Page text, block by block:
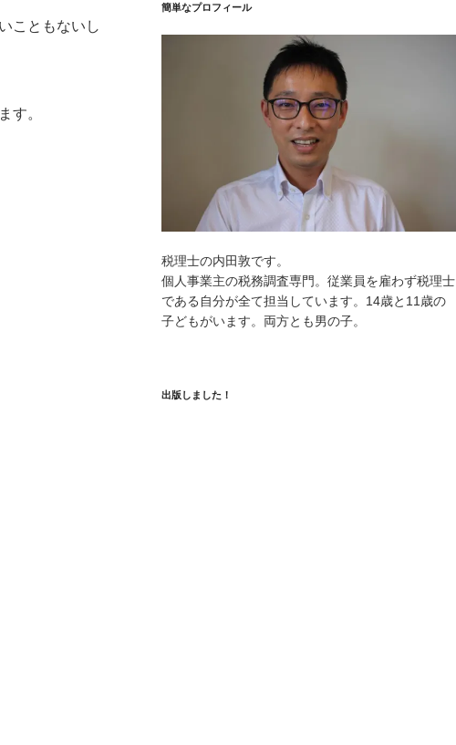
こともないし
す。
簡単なプロフィール
税理士の内田敦です。
個人事業主の税務調査専門。従業員を雇わず税理士
である自分が全て担当しています。14歳と11歳の
子どもがいます。両方とも男の子。
出版しました！